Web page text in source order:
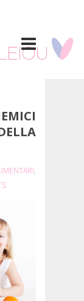
,